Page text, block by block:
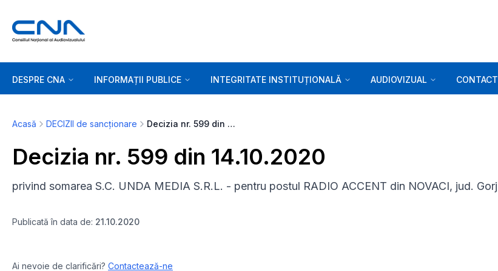
DESPRE CNA INFORMAȚII PUBLICE INTEGRITATE INSTITUȚIONALĂ AUDIOVIZUAL CONTACT
Acasă DECIZII de sancționare Decizia nr. 599 din 14.10.2020
Decizia nr. 599 din 14.10.2020
privind somarea S.C. UNDA MEDIA S.R.L. - pentru postul RADIO ACCENT din NOVACI, jud. Gorj
Publicată în data de: 21.10.2020
Ai nevoie de clarificări? Contactează-ne